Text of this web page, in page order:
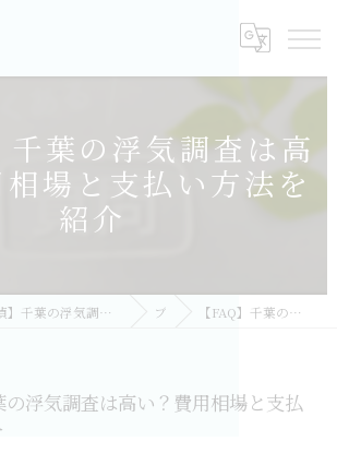
葉の浮気調査は高
場と支払い方法を
紹介
【即日対応の探偵】千葉の浮気調査｜相談無料・比較しておすすめ／総合探偵社シークレットシャドー 千葉オフィス ブログ 【FAQ】千葉の浮気調査は高い？費用相場と支払い方法を紹介
の浮気調査は高い？費用相場と支払